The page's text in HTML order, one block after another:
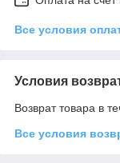
Все условия
Условия
Возврат товара в
Все условия